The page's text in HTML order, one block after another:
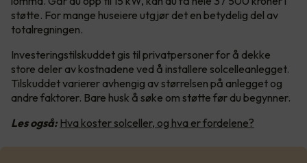
støtte. For mange huseiere utgjør det en betydelig del av
totalregningen.
Investeringstilskuddet gis til privatpersoner for å dekke
store deler av kostnadene ved å installere solcelleanlegget.
Tilskuddet varierer avhengig av størrelsen på anlegget og
andre faktorer. Bare husk å søke om støtte før du begynner.
Les også: Hva koster solceller, og hva er fordelene?